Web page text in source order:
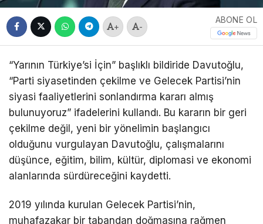
+ -
ABONE OL
“Yarının Türkiye’si İçin” başlıklı bildiride Davutoğlu,
“Parti siyasetinden çekilme ve Gelecek Partisi’nin
siyasi faaliyetlerini sonlandırma kararı almış
bulunuyoruz” ifadelerini kullandı. Bu kararın bir geri
çekilme değil, yeni bir yönelimin başlangıcı
olduğunu vurgulayan Davutoğlu, çalışmalarını
düşünce, eğitim, bilim, kültür, diplomasi ve ekonomi
alanlarında sürdüreceğini kaydetti.
2019 yılında kurulan Gelecek Partisi’nin,
muhafazakar bir tabandan doğmasına rağmen